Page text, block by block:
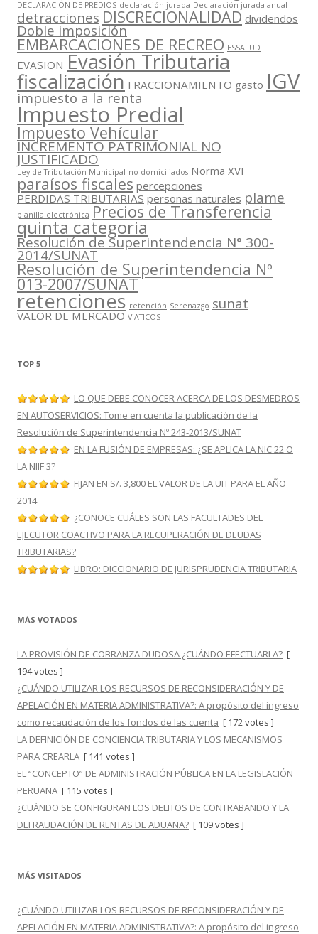
DECLARACIÓN DE PREDIOS declaración jurada Declaración jurada anual
detracciones DISCRECIONALIDAD dividendos
Doble imposición
EMBARCACIONES DE RECREO ESSALUD
EVASION Evasión Tributaria
fiscalización FRACCIONAMIENTO gasto IGV
impuesto a la renta
Impuesto Predial
Impuesto Vehícular
INCREMENTO PATRIMONIAL NO
JUSTIFICADO
Ley de Tributación Municipal no domiciliados Norma XVI
paraísos fiscales percepciones
PERDIDAS TRIBUTARIAS personas naturales plame
planilla electrónica Precios de Transferencia
quinta categoria
Resolución de Superintendencia N° 300-
2014/SUNAT
Resolución de Superintendencia Nº
013-2007/SUNAT
retenciones retención Serenazgo sunat
VALOR DE MERCADO VIATICOS
TOP 5
LO QUE DEBE CONOCER ACERCA DE LOS DESMEDROS
EN AUTOSERVICIOS: Tome en cuenta la publicación de la
Resolución de Superintendencia Nº 243-2013/SUNAT
EN LA FUSIÓN DE EMPRESAS: ¿SE APLICA LA NIC 22 O
LA NIIF 3?
FIJAN EN S/. 3,800 EL VALOR DE LA UIT PARA EL AÑO
2014
¿CONOCE CUÁLES SON LAS FACULTADES DEL
EJECUTOR COACTIVO PARA LA RECUPERACIÓN DE DEUDAS
TRIBUTARIAS?
LIBRO: DICCIONARIO DE JURISPRUDENCIA TRIBUTARIA
MÁS VOTADOS
LA PROVISIÓN DE COBRANZA DUDOSA ¿CUÁNDO EFECTUARLA? [
194 votes ]
¿CUÁNDO UTILIZAR LOS RECURSOS DE RECONSIDERACIÓN Y DE
APELACIÓN EN MATERIA ADMINISTRATIVA?: A propósito del ingreso
como recaudación de los fondos de las cuenta [ 172 votes ]
LA DEFINICIÓN DE CONCIENCIA TRIBUTARIA Y LOS MECANISMOS
PARA CREARLA [ 141 votes ]
EL “CONCEPTO” DE ADMINISTRACIÓN PÚBLICA EN LA LEGISLACIÓN
PERUANA [ 115 votes ]
¿CUÁNDO SE CONFIGURAN LOS DELITOS DE CONTRABANDO Y LA
DEFRAUDACIÓN DE RENTAS DE ADUANA? [ 109 votes ]
MÁS VISITADOS
¿CUÁNDO UTILIZAR LOS RECURSOS DE RECONSIDERACIÓN Y DE
APELACIÓN EN MATERIA ADMINISTRATIVA?: A propósito del ingreso